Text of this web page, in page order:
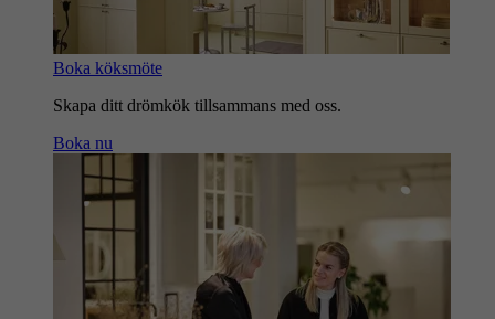
Boka köksmöte
Skapa ditt drömkök tillsammans med oss.
Boka nu